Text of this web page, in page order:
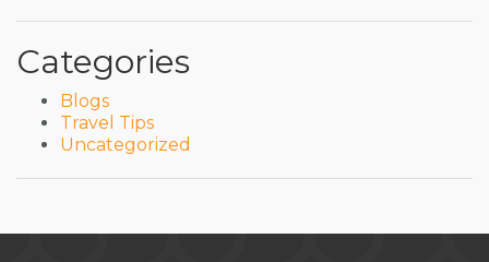
Categories
Blogs
Travel Tips
Uncategorized